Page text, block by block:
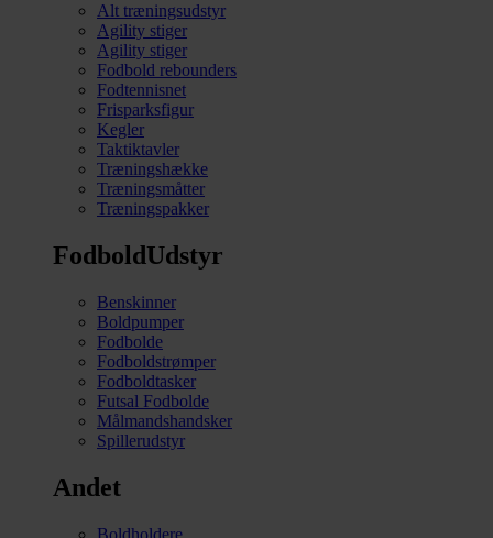
Alt træningsudstyr
Agility stiger
Agility stiger
Fodbold rebounders
Fodtennisnet
Frisparksfigur
Kegler
Taktiktavler
Træningshække
Træningsmåtter
Træningspakker
FodboldUdstyr
Benskinner
Boldpumper
Fodbolde
Fodboldstrømper
Fodboldtasker
Futsal Fodbolde
Målmandshandsker
Spillerudstyr
Andet
Boldholdere